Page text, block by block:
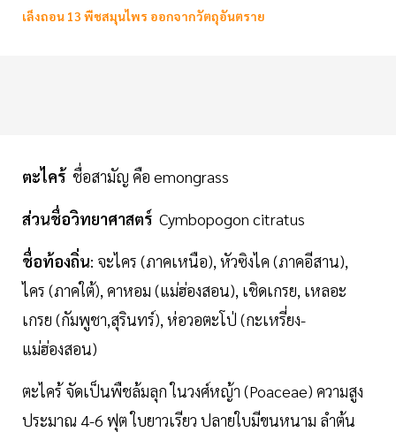
เล็งถอน 13 พืชสมุนไพร ออกจากวัตถุอันตราย
ตะไคร้ชื่อสามัญ คือ emongrass
ส่วนชื่อวิทยาศาสตร์ Cymbopogon citratus
ชื่อท้องถิ่น: จะไคร (ภาคเหนือ), หัวซิงไค (ภาคอีสาน),
ไคร (ภาคใต้), คาหอม (แม่ฮ่องสอน), เชิดเกรย, เหลอะ
เกรย (กัมพูชา,สุรินทร์), ห่อวอตะโป่ (กะเหรี่ยง-
แม่ฮ่องสอน)
ตะไคร้ จัดเป็นพืชล้มลุก ในวงศ์หญ้า (Poaceae) ความสูง
ประมาณ 4-6 ฟุต ใบยาวเรียว ปลายใบมีขนหนาม ลำต้น